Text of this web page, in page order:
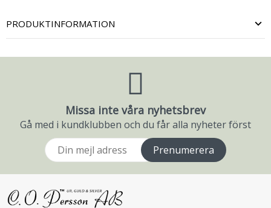
PRODUKTINFORMATION
Missa inte våra nyhetsbrev
Gå med i kundklubben och du får alla nyheter först
Prenumerera